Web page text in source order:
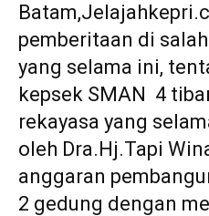
pemberitaan di
yang selama ini,
kepsek SMAN 4
rekayasa yang
oleh Dra.Hj.Tapi
anggaran
2 gedung dengan